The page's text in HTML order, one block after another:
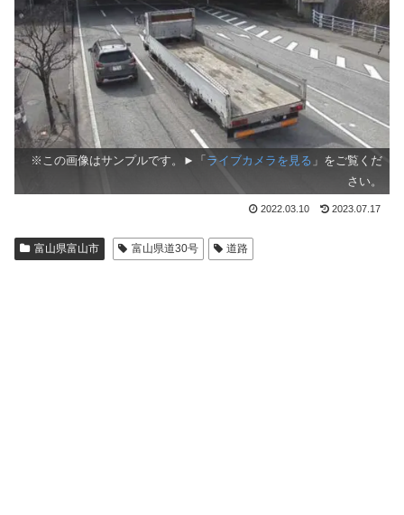
※この画像はサンプルです。►「 ライブカメラを見る 」をご覧くだ
さい。
2022.03.10 2023.07.17
富山県富山市 富山県道30号 道路